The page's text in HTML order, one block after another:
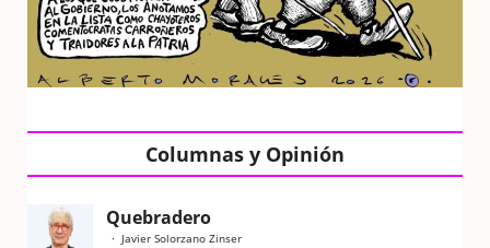
Columnas y Opinión
Quebradero
Javier Solorzano Zinser